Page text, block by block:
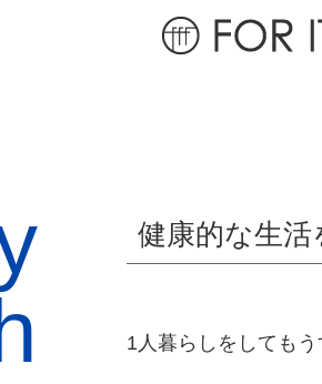
健康的な生活
1人暮らしをしてもう